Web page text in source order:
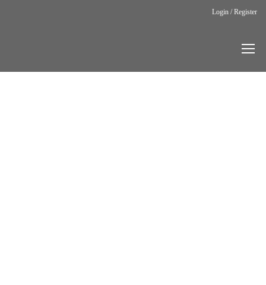
Login / Register